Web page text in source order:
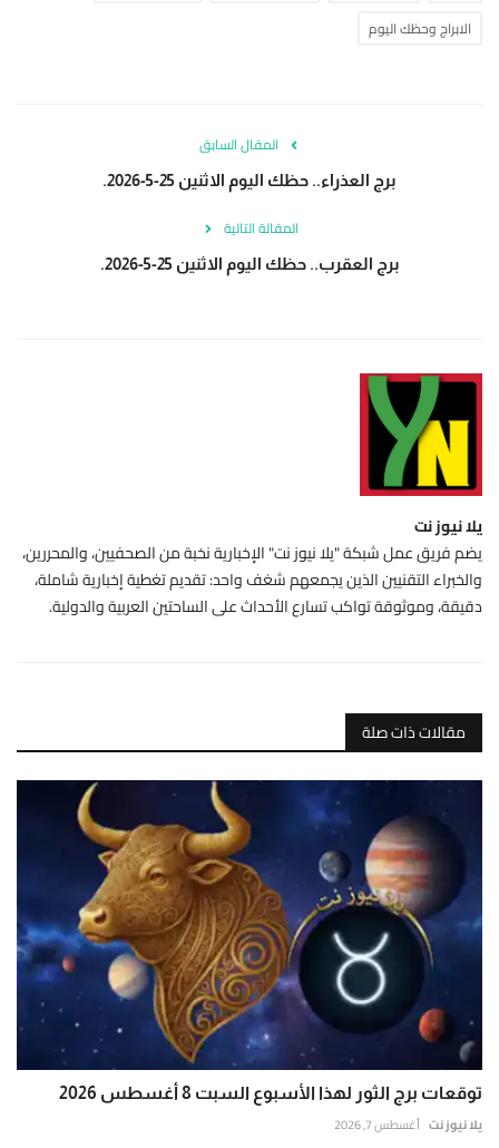
الابراج وحظك اليوم
المقال السابق
برج العذراء.. حظك اليوم الاثنين 25-5-2026.
المقالة التالية
برج العقرب.. حظك اليوم الاثنين 25-5-2026.
يلا نيوز نت
يضم فريق عمل شبكة "يلا نيوز نت" الإخبارية نخبة من الصحفيين، والمحررين،
والخبراء التقنيين الذين يجمعهم شغف واحد: تقديم تغطية إخبارية شاملة،
دقيقة، وموثوقة تواكب تسارع الأحداث على الساحتين العربية والدولية.
مقالات ذات صلة
توقعات برج الثور لهذا الأسبوع السبت 8 أغسطس 2026
يلا نيوز نت أغسطس 7, 2026